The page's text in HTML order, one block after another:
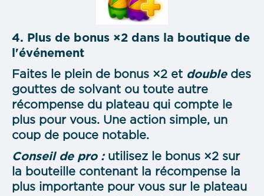
4. Plus de bonus ×2 dans la boutique de
l'événement
Faites le plein de bonus ×2 et double des
gouttes de solvant ou toute autre
récompense du plateau qui compte le
plus pour vous. Une action simple, un
coup de pouce notable.
Conseil de pro :utilisez le bonus ×2 sur
la bouteille contenant la récompense la
plus importante pour vous sur le plateau